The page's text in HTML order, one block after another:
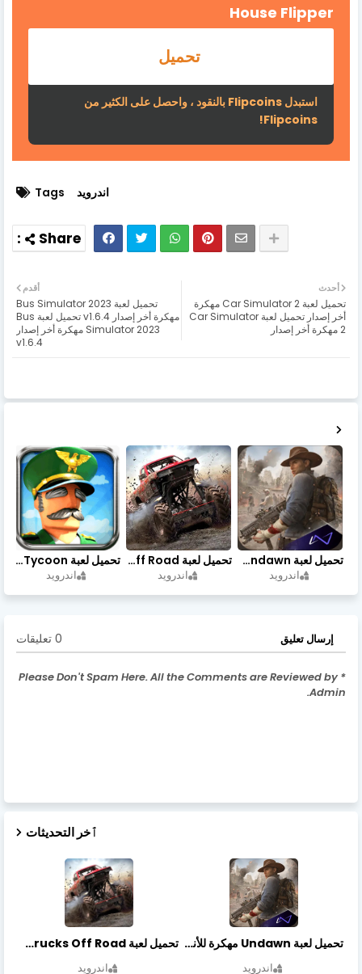
House Flipper
تحميل
استبدل Flipcoins بالنقود ، واحصل على الكثير من
Flipcoins!
Tags اندرويد
أحدث
تحميل لعبة Car Simulator 2 مهكرة
أخر إصدار تحميل لعبة Car Simulator
2 مهكرة أخر إصدار
أقدم
تحميل لعبة Bus Simulator 2023
مهكرة أخر إصدار v1.6.4 تحميل لعبة Bus
Simulator 2023 مهكرة أخر إصدار
v1.6.4
تحميل لعبة Undawn مهكرة للأندرويد أخر إصدار | تحميل مباشر + موارد غير محدودة
اندرويد
تحميل لعبة Trucks Off Road مهكرة اخر اصدار
اندرويد
تحميل لعبة Idle Military SCH Tycoon مهكرة آخر إصدار
اندرويد
إرسال تعليق 0 تعليقات
* Please Don't Spam Here. All the Comments are Reviewed by
Admin.
ٱخر التحديثات
تحميل لعبة Undawn مهكرة للأندرويد أخر إصدار | تحميل مباشر + موارد غير محدودة
اندرويد
تحميل لعبة Trucks Off Road مهكرة اخر اصدار
اندرويد